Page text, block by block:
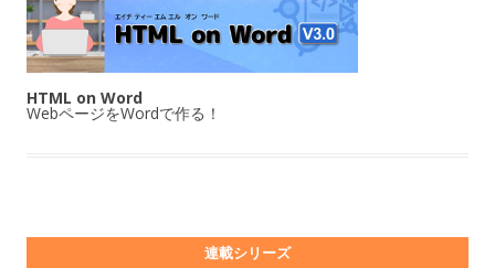
HTML on Word
WebページをWordで作る！
連載シリーズ